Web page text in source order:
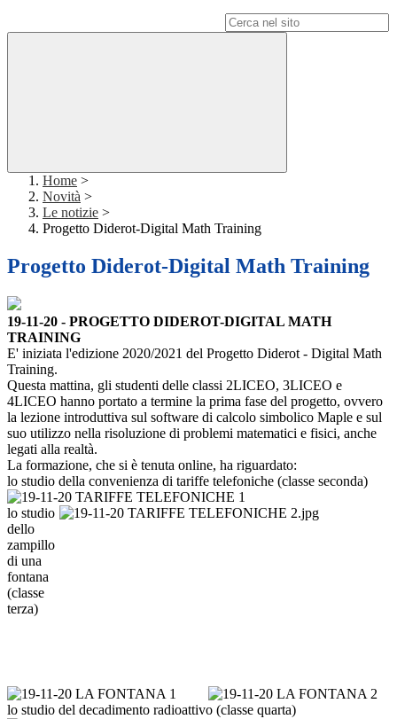
Home >
Novità >
Le notizie >
Progetto Diderot-Digital Math Training
Progetto Diderot-Digital Math Training
19-11-20 - PROGETTO DIDEROT-DIGITAL MATH
TRAINING
E' iniziata l'edizione 2020/2021 del Progetto Diderot - Digital Math
Training.
Questa mattina, gli studenti delle classi 2LICEO, 3LICEO e
4LICEO hanno portato a termine la prima fase del progetto, ovvero
la lezione introduttiva sul software di calcolo simbolico Maple e sul
suo utilizzo nella risoluzione di problemi matematici e fisici, anche
legati alla realtà.
La formazione, che si è tenuta online, ha riguardato:
lo studio della convenienza di tariffe telefoniche (classe seconda)
lo studio
dello
zampillo
di una
fontana
(classe
terza)
lo studio del decadimento radioattivo (classe quarta)